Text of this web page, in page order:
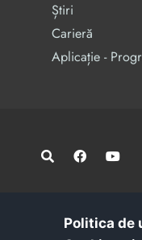
Știri
Carieră
Aplicație -
CodMySmis/
Politica de